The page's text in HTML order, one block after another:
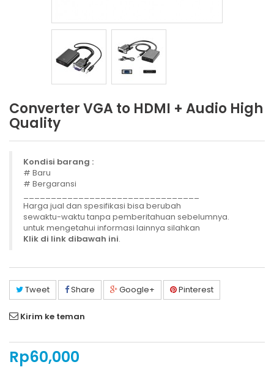
Converter VGA to HDMI + Audio High
Quality
Kondisi barang :
# Baru
# Bergaransi
Harga jual dan spesifikasi bisa berubah
sewaktu-waktu tanpa pemberitahuan sebelumnya.
untuk mengetahui informasi lainnya silahkan
Klik di link dibawah ini.
Tweet Share Google+ Pinterest
Kirim ke teman
Rp‎60,000